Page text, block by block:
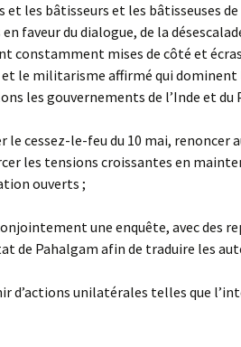
et les bâtisseurs et les bâtisseuses
faveur du dialogue, de la
constamment mises de côté et
et le militarisme affirmé qui
les gouvernements de l’Inde et du
le cessez-le-feu du 10 mai,
les tensions croissantes en
ouverts ;
une enquête, avec des
de Pahalgam afin de traduire les
d’actions unilatérales telles que